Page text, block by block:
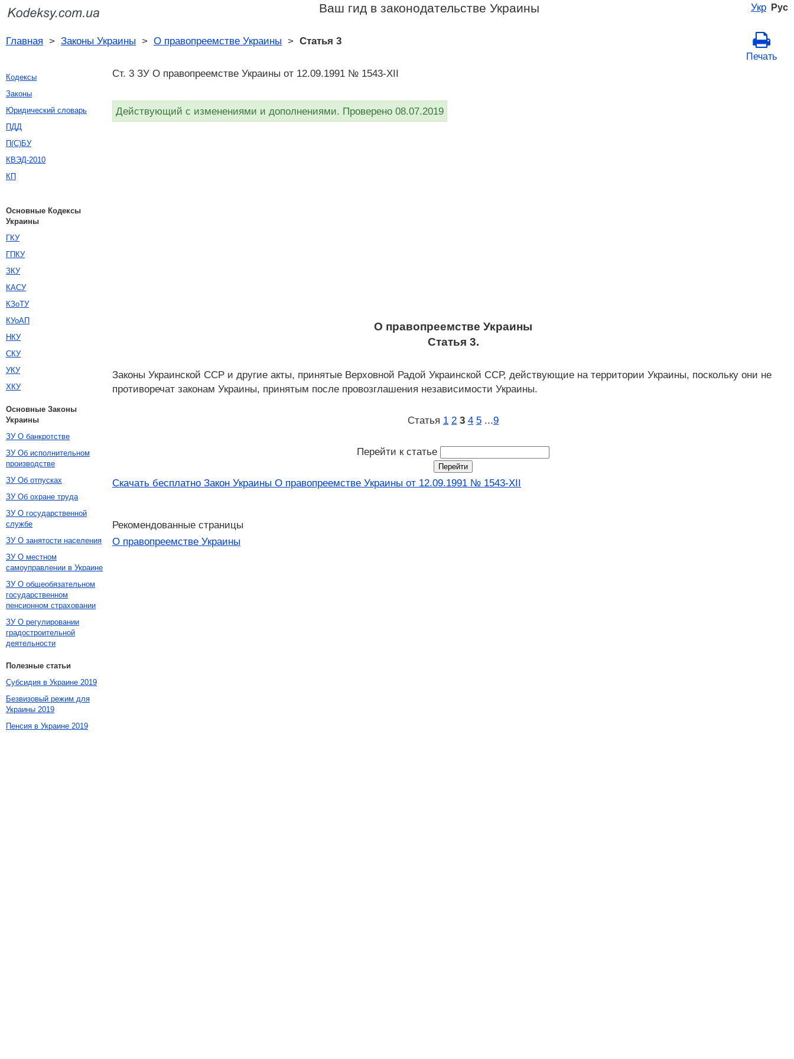
Укр Рус
Ваш гид в законодательстве Украины
Главная > Законы Украины > О правопреемстве Украины > Статья 3
Печать
Ст. 3 ЗУ О правопреемстве Украины от 12.09.1991 № 1543-XII
Действующий с изменениями и дополнениями. Проверено 08.07.2019
О правопреемстве Украины
Статья 3.
Законы Украинской ССР и другие акты, принятые Верховной Радой Украинской ССР, действующие на территории Украины, поскольку они не
противоречат законам Украины, принятым после провозглашения независимости Украины.
Статья 1 2 3 4 5 ...9
Перейти к статье
Скачать бесплатно Закон Украины О правопреемстве Украины от 12.09.1991 № 1543-XII
Рекомендованные страницы
О правопреемстве Украины
Кодексы
Законы
Юридический словарь
ПДД
П(С)БУ
КВЭД-2010
КП
Основные Кодексы
Украины
ГКУ
ГПКУ
ЗКУ
КАСУ
КЗоТУ
КУоАП
НКУ
СКУ
УКУ
ХКУ
Основные Законы
Украины
ЗУ О банкротстве
ЗУ Об исполнительном
производстве
ЗУ Об отпусках
ЗУ Об охране труда
ЗУ О государственной
службе
ЗУ О занятости населения
ЗУ О местном
самоуправлении в Украине
ЗУ О общеобязательном
государственном
пенсионном страховании
ЗУ О регулировании
градостроительной
деятельности
Полезные статьи
Субсидия в Украине 2019
Безвизовый режим для
Украины 2019
Пенсия в Украине 2019